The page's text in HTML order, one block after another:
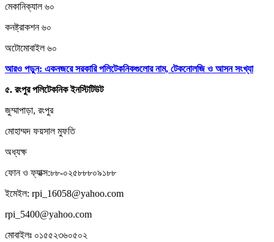
মেকানিক্যাল ৬০
কনষ্ট্রাকশন ৬০
অটোমোবাইল ৬০
আরও পড়ুন: একনজরে সরকারি পলিটেকনিকগুলোর নাম, টেকনোলজি ও আসন সংখ্যা
৫. রংপুরপলিটেকনিকইনস্টিটিউট
জুম্মাপাড়া, রংপুর
মোহাম্মদ ফয়সাল মুফতি
অধ্যক্ষ
ফোন ও ফ্যাক্স:৮৮-০২৫৮৮৮০৯১৮৮
ইমেইল: rpi_16058@yahoo.com
rpi_5400@yahoo.com
মোবাইলঃ ০১৫৫২৩৬০৫০২